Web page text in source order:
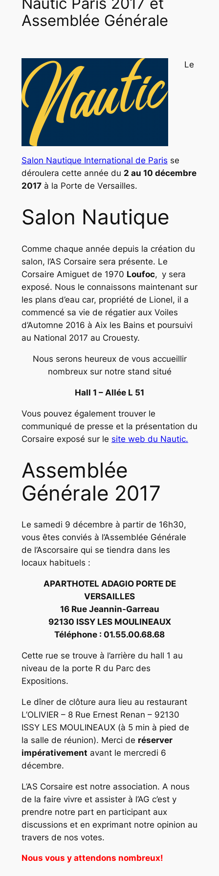
Assemblée Générale
Le
Salon Nautique International de Paris se
déroulera cette année du 2 au 10 décembre
2017à la Porte de Versailles.
Salon Nautique
Comme chaque année depuis la création du
salon, l’AS Corsaire sera présente. Le
Corsaire Amiguet de 1970 Loufoc, y sera
exposé. Nous le connaissons maintenant sur
les plans d’eau car, propriété de Lionel, il a
commencé sa vie de régatier aux Voiles
d’Automne 2016 à Aix les Bains et poursuivi
au National 2017 au Crouesty.
Nous serons heureux de vous accueillir
nombreux sur notre stand situé
Hall 1 – Allée L 51
Vous pouvez également trouver le
communiqué de presse et la présentation du
Corsaire exposé sur le site web du Nautic.
Assemblée
Générale 2017
Le samedi 9 décembre à partir de 16h30,
vous êtes conviés à l’Assemblée Générale
de l’Ascorsaire qui se tiendra dans les
locaux habituels :
APARTHOTEL ADAGIO PORTE DE
VERSAILLES
16 Rue Jeannin-Garreau
92130 ISSY LES MOULINEAUX
Téléphone : 01.55.00.68.68
Cette rue se trouve à l’arrière du hall 1 au
niveau de la porte R du Parc des
Expositions.
Le dîner de clôture aura lieu au restaurant
L’OLIVIER – 8 Rue Ernest Renan – 92130
ISSY LES MOULINEAUX (à 5 min à pied de
la salle de réunion). Merci de réserver
impérativement avant le mercredi 6
décembre.
L’AS Corsaire est notre association. A nous
de la faire vivre et assister à l’AG c’est y
prendre notre part en participant aux
discussions et en exprimant notre opinion au
travers de nos votes.
Nous vous y attendons nombreux!